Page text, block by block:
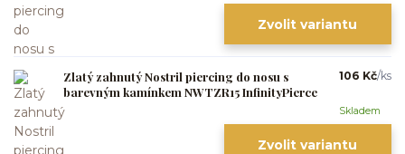
Zvolit variantu
Zlatý zahnutý Nostril piercing do nosu s
barevným kamínkem NWTZR15 InfinityPierce
106 Kč/ks
Skladem
Zvolit variantu